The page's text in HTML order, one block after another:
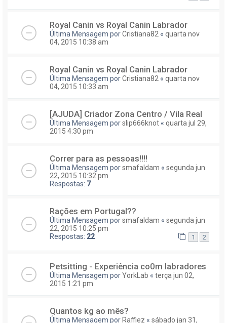
Royal Canin vs Royal Canin Labrador
Última Mensagem porCristiana82 « quarta nov
04, 2015 10:38 am
Royal Canin vs Royal Canin Labrador
Última Mensagem porCristiana82 « quarta nov
04, 2015 10:33 am
[AJUDA] Criador Zona Centro / Vila Real
Última Mensagem porslip666knot « quarta jul 29,
2015 4:30 pm
Correr para as pessoas!!!!
Última Mensagem porsmafaldam « segunda jun
22, 2015 10:32 pm
Respostas: 7
Rações em Portugal??
Última Mensagem porsmafaldam « segunda jun
22, 2015 10:25 pm
Respostas: 22 1 2
Petsitting - Experiência co0m labradores
Última Mensagem porYorkLab « terça jun 02,
2015 1:21 pm
Quantos kg ao mês?
Última Mensagem por Raffiez « sábado jan 31,